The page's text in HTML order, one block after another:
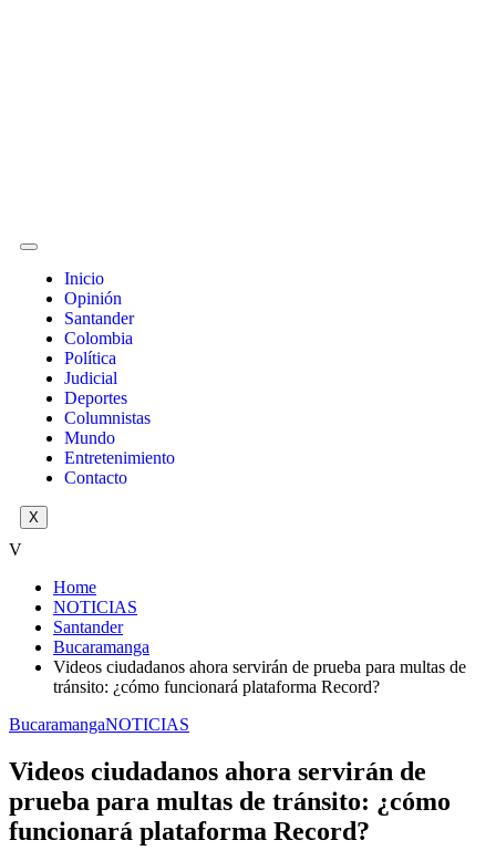
Inicio
Opinión
Santander
Colombia
Política
Judicial
Deportes
Columnistas
Mundo
Entretenimiento
Contacto
X
V
Home
NOTICIAS
Santander
Bucaramanga
Videos ciudadanos ahora servirán de prueba para multas de
tránsito: ¿cómo funcionará plataforma Record?
BucaramangaNOTICIAS
Videos ciudadanos ahora servirán de
prueba para multas de tránsito: ¿cómo
funcionará plataforma Record?